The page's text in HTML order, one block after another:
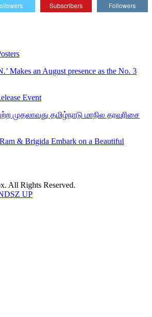
Subscribers Followers
Makes an August presence as the No. 3
Event
தமிழ்நாடு மாநில தரவரிசை
& Brigida Embark on a Beautiful
All Rights Reserved.
UP